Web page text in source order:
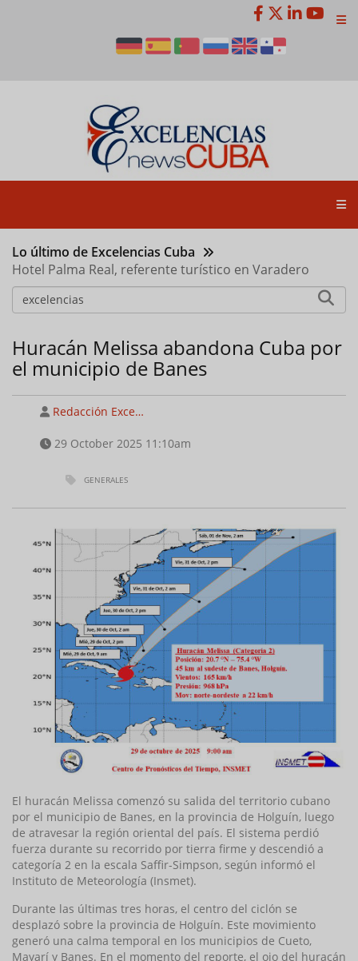
Lo último de Excelencias Cuba
Hotel Palma Real, referente turístico en Varadero
Huracán Melissa abandona Cuba por
el municipio de Banes
Redacción Exce…
29 October 2025 11:10am
GENERALES
El huracán Melissa comenzó su salida del territorio cubano
por el municipio de Banes, en la provincia de Holguín, luego
de atravesar la región oriental del país. El sistema perdió
fuerza durante su recorrido por tierra firme y descendió a
categoría 2 en la escala Saffir-Simpson, según informó el
Instituto de Meteorología (Insmet).
Durante las últimas tres horas, el centro del ciclón se
desplazó sobre la provincia de Holguín. Este movimiento
generó una calma temporal en los municipios de Cueto,
Mayarí y Banes. En el momento del reporte, el ojo del huracán